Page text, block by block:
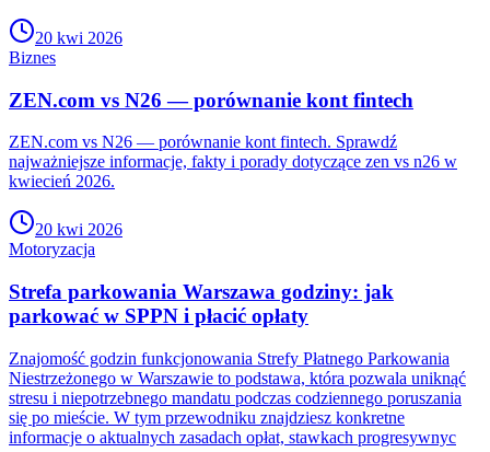
20 kwi 2026
Biznes
ZEN.com vs N26 — porównanie kont fintech
ZEN.com vs N26 — porównanie kont fintech. Sprawdź
najważniejsze informacje, fakty i porady dotyczące zen vs n26 w
kwiecień 2026.
20 kwi 2026
Motoryzacja
Strefa parkowania Warszawa godziny: jak
parkować w SPPN i płacić opłaty
Znajomość godzin funkcjonowania Strefy Płatnego Parkowania
Niestrzeżonego w Warszawie to podstawa, która pozwala uniknąć
stresu i niepotrzebnego mandatu podczas codziennego poruszania
się po mieście. W tym przewodniku znajdziesz konkretne
informacje o aktualnych zasadach opłat, stawkach progresywnyc